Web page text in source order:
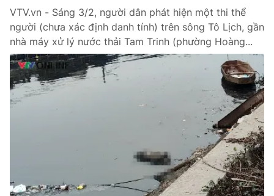
VTV.vn - Sáng 3/2, người dân phát hiện một thi thể
người (chưa xác định danh tính) trên sông Tô Lịch, gần
nhà máy xử lý nước thải Tam Trinh (phường Hoàng...